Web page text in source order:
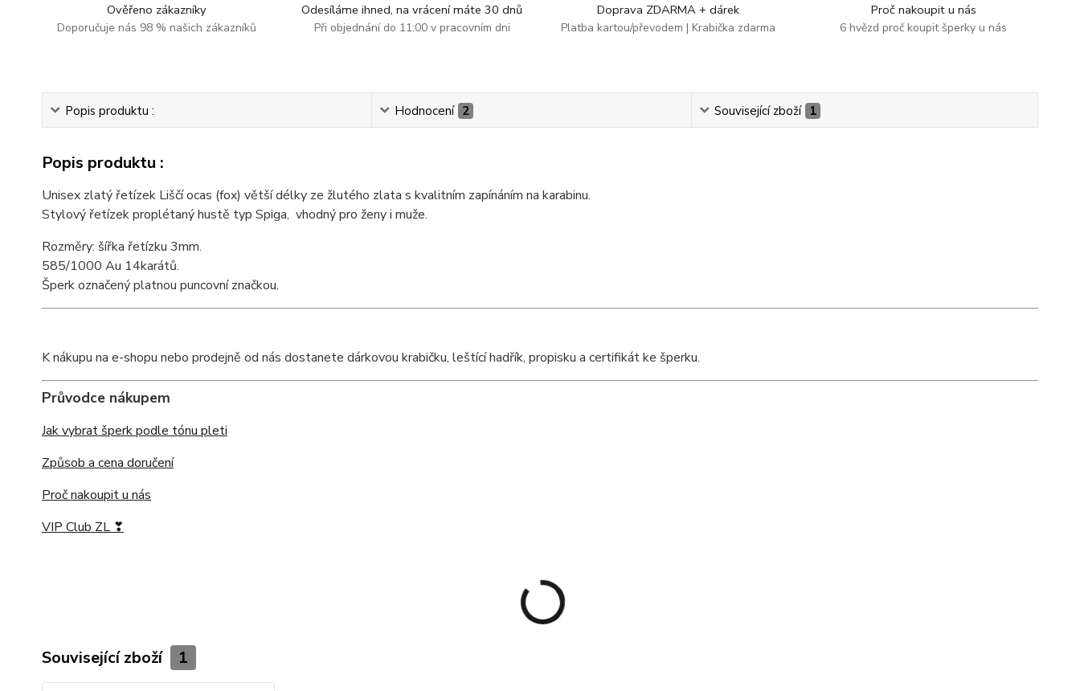
Ověřeno zákazníky
Doporučuje nás 98 % našich zákazníků
Odesíláme ihned, na vrácení máte 30 dnů
Při objednání do 11:00 v pracovním dni
Doprava ZDARMA + dárek
Platba kartou/převodem | Krabička zdarma
Proč nakoupit u nás
6 hvězd proč koupit šperky u nás
Popis produktu : Hodnocení 2 Související zboží 1
Popis produktu :
Unisex zlatý řetízek Liščí ocas (fox) větší délky ze žlutého zlata s kvalitním zapínáním na karabinu.
Stylový řetízek proplétaný hustě typ Spiga, vhodný pro ženy i muže.
Rozměry: šířka řetízku 3mm.
585/1000 Au 14karátů.
Šperk označený platnou puncovní značkou.
K nákupu na e-shopu nebo prodejně od nás dostanete dárkovou krabičku, leštící hadřík, propisku a certifikát ke šperku.
Průvodce nákupem
Jak vybrat šperk podle tónu pleti
Způsob a cena doručení
Proč nakoupit u nás
VIP Club ZL ❣
Související zboží 1